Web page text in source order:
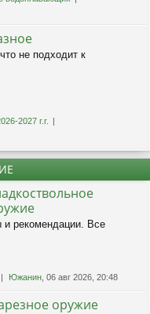
не подходит к
2027 г.г.
и рекомендации. Все
Южанин , 06 авг 2026, 20:48
оружие